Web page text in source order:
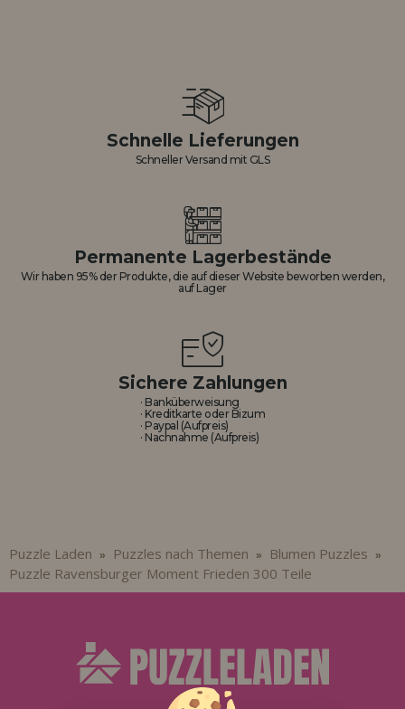
Schnelle Lieferungen
Schneller Versand mit GLS
Permanente Lagerbestände
Wir haben 95% der Produkte, die auf dieser Website beworben werden,
auf Lager
Sichere Zahlungen
· Banküberweisung
· Kreditkarte oder Bizum
· Paypal (Aufpreis)
· Nachnahme (Aufpreis)
Puzzle Laden » Puzzles nach Themen » Blumen Puzzles »
Puzzle Ravensburger Moment Frieden 300 Teile